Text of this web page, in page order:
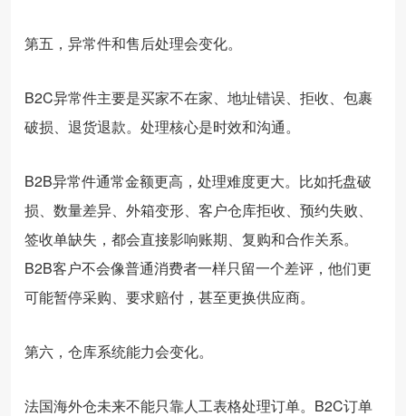
第五，异常件和售后处理会变化。
B2C异常件主要是买家不在家、地址错误、拒收、包裹
破损、退货退款。处理核心是时效和沟通。
B2B异常件通常金额更高，处理难度更大。比如托盘破
损、数量差异、外箱变形、客户仓库拒收、预约失败、
签收单缺失，都会直接影响账期、复购和合作关系。
B2B客户不会像普通消费者一样只留一个差评，他们更
可能暂停采购、要求赔付，甚至更换供应商。
第六，仓库系统能力会变化。
法国海外仓未来不能只靠人工表格处理订单。B2C订单